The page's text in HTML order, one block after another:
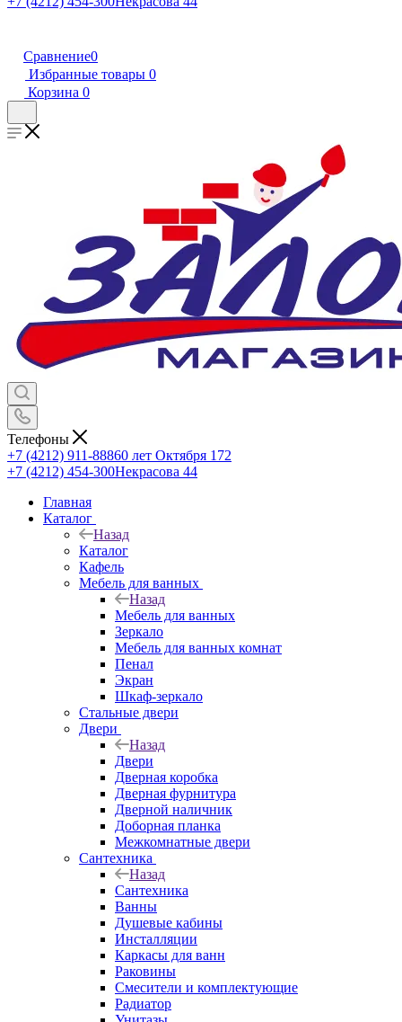
Сравнение0
Избранные товары 0
Корзина 0
Телефоны
+7 (4212) 911-88860 лет Октября 172
+7 (4212) 454-300Некрасова 44
Главная
Каталог
Назад
Каталог
Кафель
Мебель для ванных
Назад
Мебель для ванных
Зеркало
Мебель для ванных комнат
Пенал
Экран
Шкаф-зеркало
Стальные двери
Двери
Назад
Двери
Дверная коробка
Дверная фурнитура
Дверной наличник
Доборная планка
Межкомнатные двери
Сантехника
Назад
Сантехника
Ванны
Душевые кабины
Инсталляции
Каркасы для ванн
Раковины
Смесители и комплектующие
Радиатор